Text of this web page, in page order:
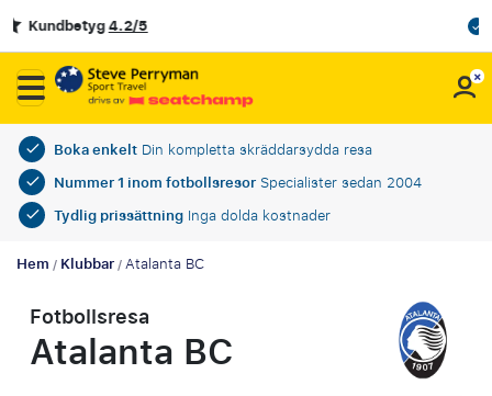
OFFICIELL PARTNER TILL SVENSKA
Boka enkeltDin kompletta skräddarsydda resa
Nummer 1 inom fotbollsresorSpecialister sedan 2004
Tydlig prissättningInga dolda kostnader
Hem/Klubbar/Atalanta BC
Fotbollsresa
Atalanta BC